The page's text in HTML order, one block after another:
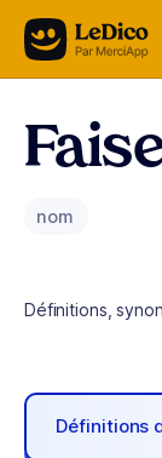
Aller au contenu
nom
Définitions,
Définitions